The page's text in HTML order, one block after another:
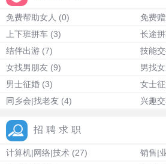
免费帮助女人 (0) 免费
上下班拼车 (3) 长途
结伴出游 (7) 技能
女找男朋友 (9) 男找
男士征婚 (3) 女士
同乡会|找老友 (4) 兴趣
招聘求职
计算机|网络|技术 (27) 销售|